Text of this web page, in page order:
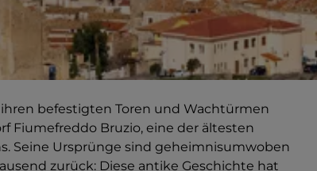
befestigten Toren und Wachtürmen
Fiumefreddo Bruzio, eine der ältesten
Seine Ursprünge sind geheimnisumwoben
zurück: Diese antike Geschichte hat